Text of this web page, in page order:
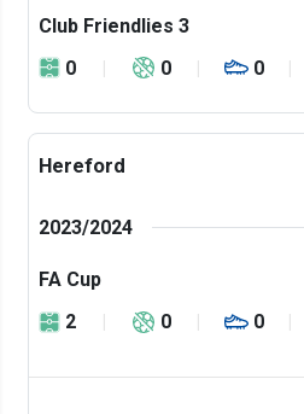
Club Friendlies 3
0
0 0
Hereford
2023/2024
FA Cup
2
0 0